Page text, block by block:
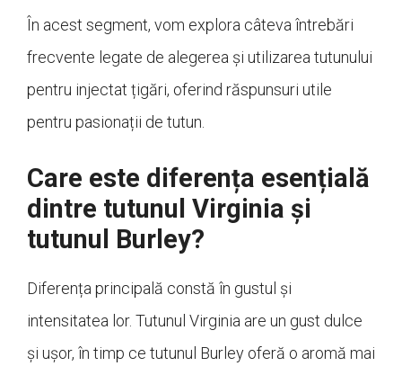
În acest segment, vom explora câteva întrebări
frecvente legate de alegerea și utilizarea tutunului
pentru injectat țigări, oferind răspunsuri utile
pentru pasionații de tutun.
Care este diferența esențială
dintre tutunul Virginia și
tutunul Burley?
Diferența principală constă în gustul și
intensitatea lor. Tutunul Virginia are un gust dulce
și ușor, în timp ce tutunul Burley oferă o aromă mai